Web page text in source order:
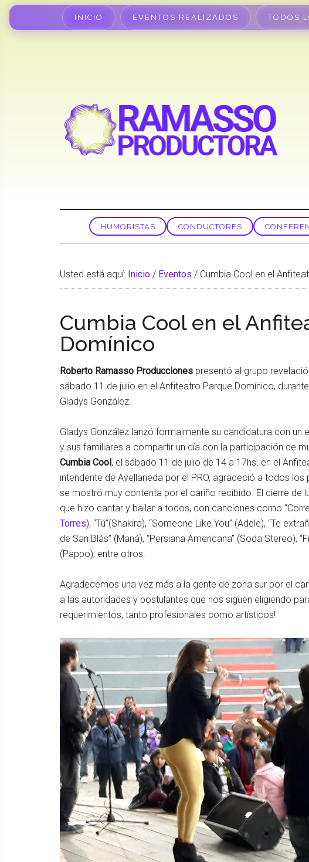
INICIO EVENTOS REALIZADOS TODOS
HUMORISTAS CONDUCTORES
Usted está aquí: Inicio / Eventos / Cumbia Cool en el
Cumbia Cool en el
Domínico
Roberto Ramasso Producciones presentó al grupo
sábado 11 de julio en el Anfiteatro Parque Domínico,
Gladys González.
Gladys González lanzó formalmente su candidatura con
y sus familiares a compartir un día con la participación de
Cumbia Cool, el sábado 11 de julio de 14 a 17hs. en el
intendente de Avellaneda por el PRO, agradeció a todos
se mostró muy contenta por el cariño recibido. El cierre de
que hizo cantar y bailar a todos, con canciones como
Torres), “Tú“(Shakira), “Someone Like You” (Adele), “Te
de San Blás” (Maná), “Persiana Americana” (Soda Stereo),
(Pappo), entre otros.
Agradecemos una vez más a la gente de zona sur por el
a las autoridades y postulantes que nos siguen eligiendo
requerimientos, tanto profesionales como artísticos!